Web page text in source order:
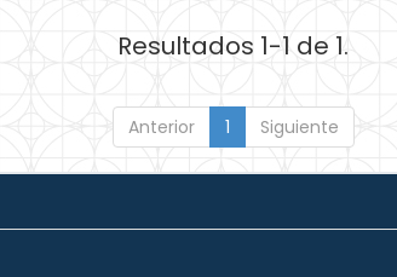
Resultados 1-1 de 1.
Anterior 1 Siguiente